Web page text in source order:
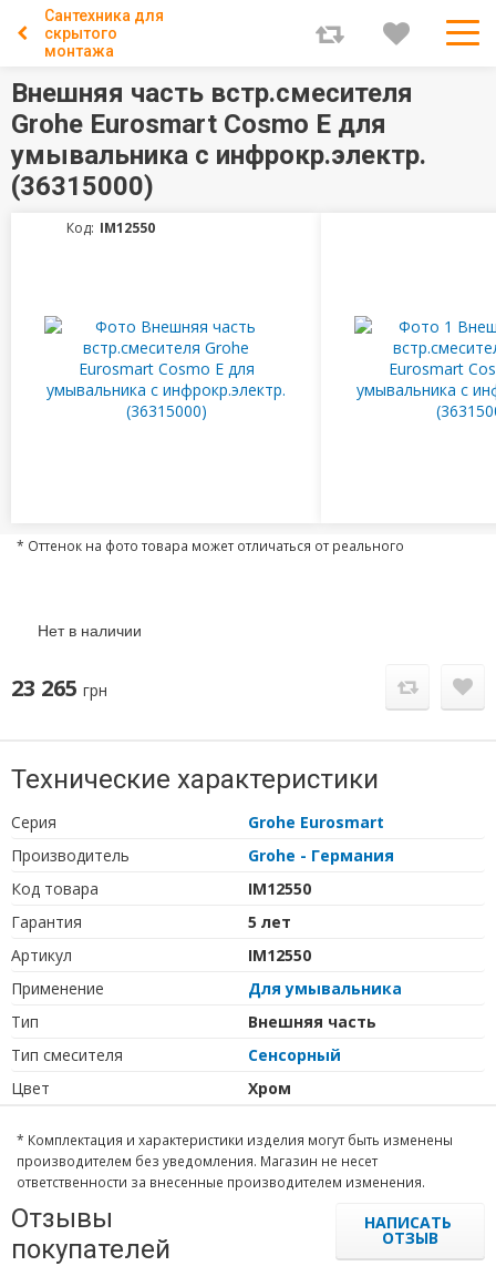
Сантехника для
скрытого
монтажа
Внешняя часть встр.смесителя
Grohe Eurosmart Cosmo Е для
умывальника с инфрокр.электр.
(36315000)
Код: IM12550
* Оттенок на фото товара может отличаться от реального
Нет в наличии
23 265 грн
Технические характеристики
Серия
Grohe Eurosmart
Производитель
Grohe - Германия
Код товара
IM12550
Гарантия
5 лет
Артикул
IM12550
Применение
Для умывальника
Тип
Внешняя часть
Тип cмесителя
Сенсорный
Цвет
Хром
* Комплектация и характеристики изделия могут быть изменены
производителем без уведомления. Магазин не несет
ответственности за внесенные производителем изменения.
Отзывы
покупателей
НАПИСАТЬ
ОТЗЫВ